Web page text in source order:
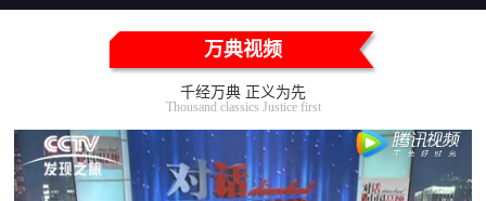
万典视频
千经万典 正义为先
Thousand classics Justice first